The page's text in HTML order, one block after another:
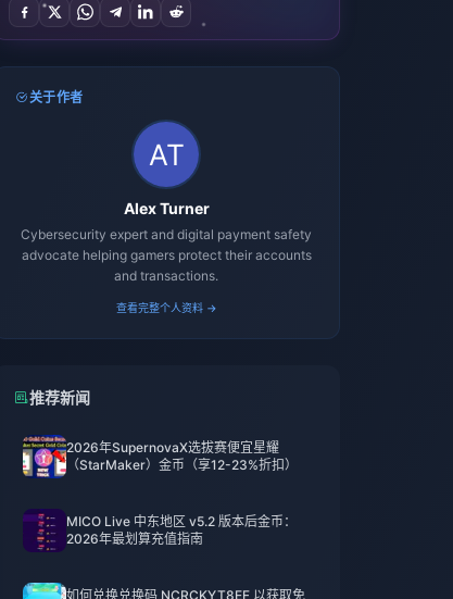
关于作者
Alex Turner
Cybersecurity expert and digital payment safety
advocate helping gamers protect their accounts
and transactions.
查看完整个人资料 →
推荐新闻
2026年SupernovaX选拔赛便宜星耀
（StarMaker）金币（享12-23%折扣）
MICO Live 中东地区 v5.2 版本后金币：
2026年最划算充值指南
如何兑换兑换码 NCRCKYT8EF 以获取免